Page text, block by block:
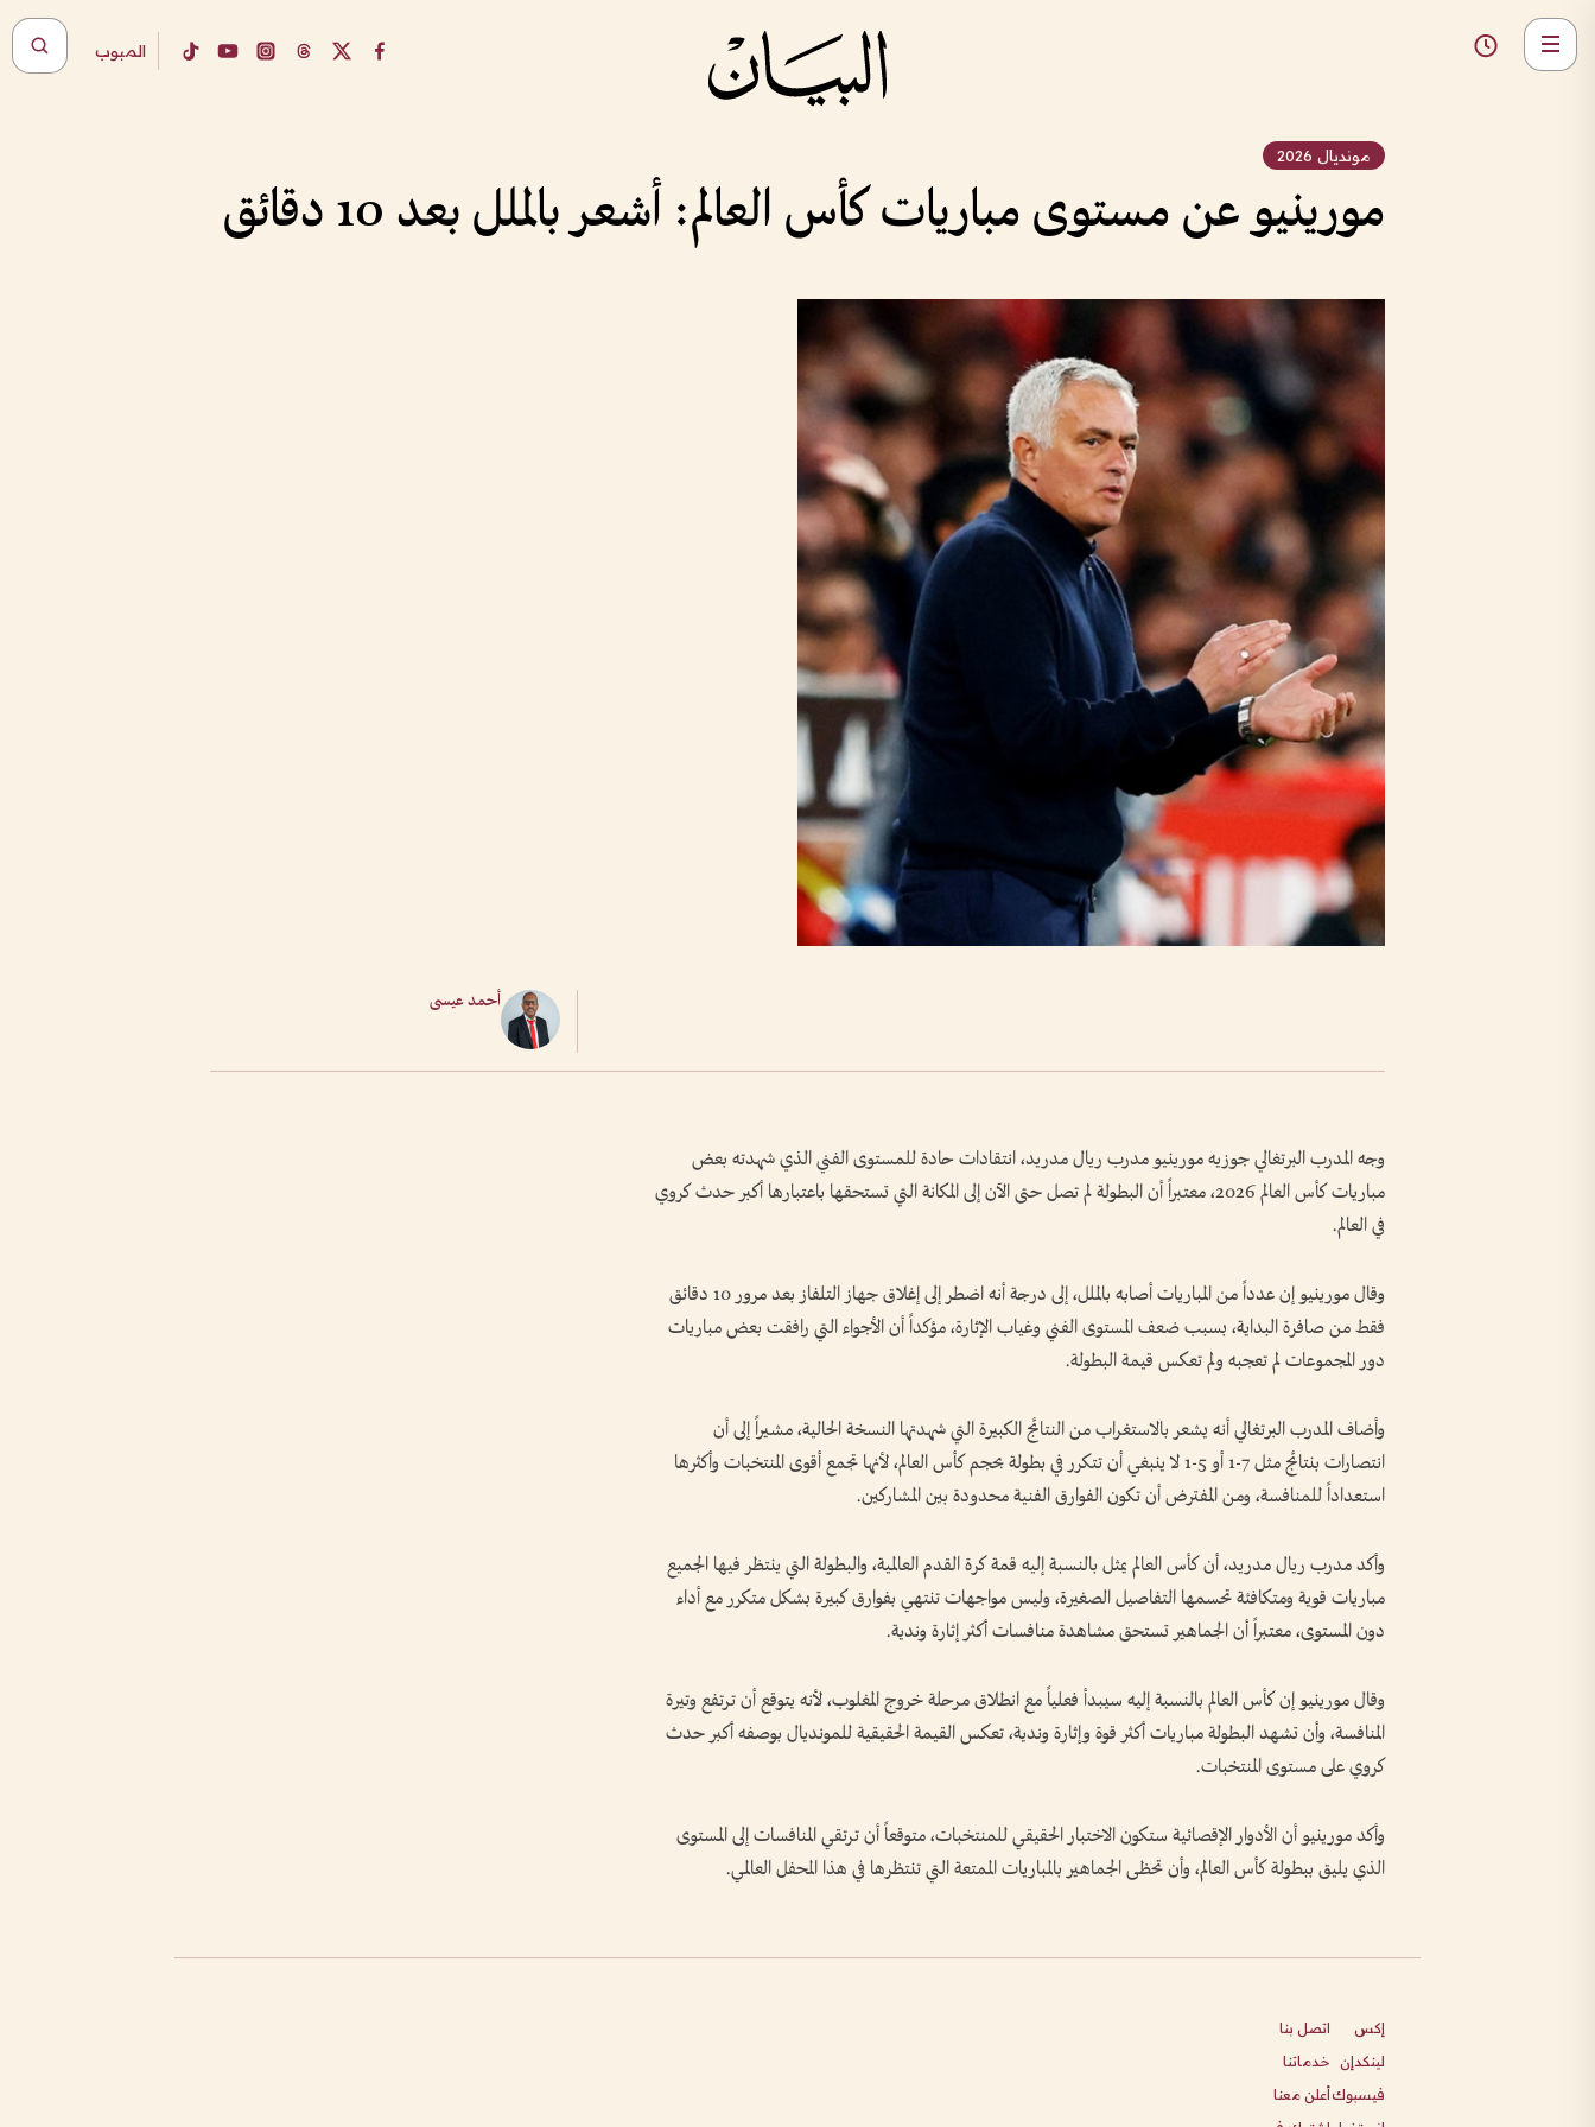
المبوب
مونديال 2026
مورينيو عن مستوى مباريات كأس العالم: أشعر بالملل بعد 10 دقائق
أحمد عيسى
وجه المدرب البرتغالي جوزيه مورينيو مدرب ريال مدريد، انتقادات حادة للمستوى الفني الذي شهدته بعض
مباريات كأس العالم 2026، معتبراً أن البطولة لم تصل حتى الآن إلى المكانة التي تستحقها باعتبارها أكبر حدث كروي
في العالم.
وقال مورينيو إن عدداً من المباريات أصابه بالملل، إلى درجة أنه اضطر إلى إغلاق جهاز التلفاز بعد مرور 10 دقائق
فقط من صافرة البداية، بسبب ضعف المستوى الفني وغياب الإثارة، مؤكداً أن الأجواء التي رافقت بعض مباريات
دور المجموعات لم تعجبه ولم تعكس قيمة البطولة.
وأضاف المدرب البرتغالي أنه يشعر بالاستغراب من النتائج الكبيرة التي شهدتها النسخة الحالية، مشيراً إلى أن
انتصارات بنتائج مثل 7-1 أو 5-1 لا ينبغي أن تتكرر في بطولة بحجم كأس العالم، لأنها تجمع أقوى المنتخبات وأكثرها
استعداداً للمنافسة، ومن المفترض أن تكون الفوارق الفنية محدودة بين المشاركين.
وأكد مدرب ريال مدريد، أن كأس العالم يمثل بالنسبة إليه قمة كرة القدم العالمية، والبطولة التي ينتظر فيها الجميع
مباريات قوية ومتكافئة تحسمها التفاصيل الصغيرة، وليس مواجهات تنتهي بفوارق كبيرة بشكل متكرر مع أداء
دون المستوى، معتبراً أن الجماهير تستحق مشاهدة منافسات أكثر إثارة وندية.
وقال مورينيو إن كأس العالم بالنسبة إليه سيبدأ فعلياً مع انطلاق مرحلة خروج المغلوب، لأنه يتوقع أن ترتفع وتيرة
المنافسة، وأن تشهد البطولة مباريات أكثر قوة وإثارة وندية، تعكس القيمة الحقيقية للمونديال بوصفه أكبر حدث
كروي على مستوى المنتخبات.
وأكد مورينيو أن الأدوار الإقصائية ستكون الاختبار الحقيقي للمنتخبات، متوقعاً أن ترتقي المنافسات إلى المستوى
الذي يليق ببطولة كأس العالم، وأن تحظى الجماهير بالمباريات الممتعة التي تنتظرها في هذا المحفل العالمي.
إكس
لينكدإن
فيسبوك
اتصل بنا
خدماتنا
أعلن معنا